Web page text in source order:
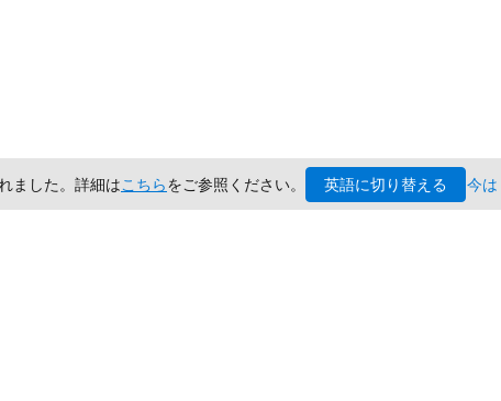
ました。詳細はこちらをご参照ください。 英語に切り替える 今